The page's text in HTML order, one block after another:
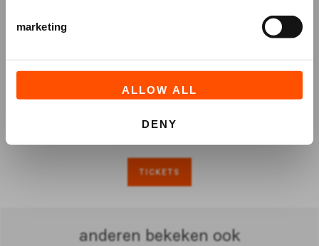
marketing
ALLOW ALL
DENY
TICKETS
anderen bekeken ook